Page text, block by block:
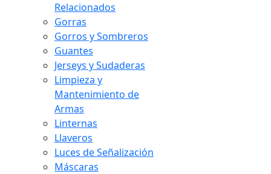
Relacionados
Gorras
Gorros y Sombreros
Guantes
Jerseys y Sudaderas
Limpieza y
Mantenimiento de
Armas
Linternas
Llaveros
Luces de Señalización
Máscaras